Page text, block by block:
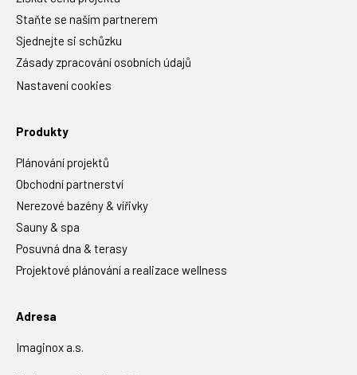
Staňte se naším partnerem
Sjednejte si schůzku
Zásady zpracování osobních údajů
Nastavení cookies
Produkty
Plánování projektů
Obchodní partnerství
Nerezové bazény & vířivky
Sauny & spa
Posuvná dna & terasy
Projektové plánování a realizace wellness
Adresa
Imaginox a.s.